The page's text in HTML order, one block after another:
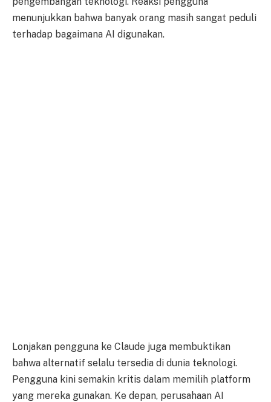
menunjukkan bahwa banyak orang masih sangat peduli
terhadap bagaimana AI digunakan.
Lonjakan pengguna ke Claude juga membuktikan
bahwa alternatif selalu tersedia di dunia teknologi.
Pengguna kini semakin kritis dalam memilih platform
yang mereka gunakan. Ke depan, perusahaan AI